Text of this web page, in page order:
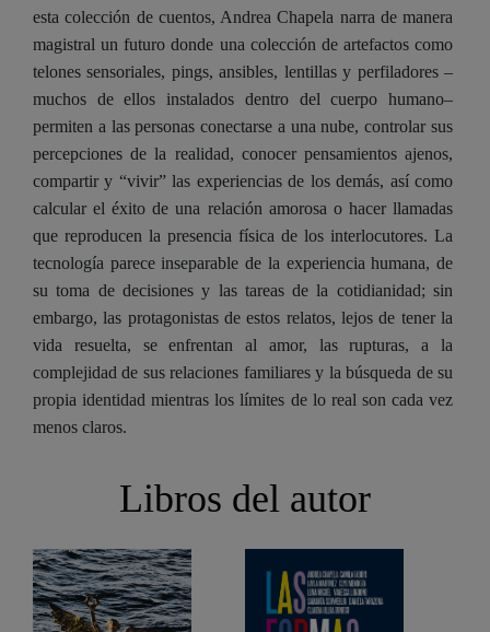
esta colección de cuentos, Andrea Chapela narra de manera
magistral un futuro donde una colección de artefactos como
telones sensoriales, pings, ansibles, lentillas y perfiladores –
muchos de ellos instalados dentro del cuerpo humano–
permiten a las personas conectarse a una nube, controlar sus
percepciones de la realidad, conocer pensamientos ajenos,
compartir y “vivir” las experiencias de los demás, así como
calcular el éxito de una relación amorosa o hacer llamadas
que reproducen la presencia física de los interlocutores. La
tecnología parece inseparable de la experiencia humana, de
su toma de decisiones y las tareas de la cotidianidad; sin
embargo, las protagonistas de estos relatos, lejos de tener la
vida resuelta, se enfrentan al amor, las rupturas, a la
complejidad de sus relaciones familiares y la búsqueda de su
propia identidad mientras los límites de lo real son cada vez
menos claros.
Libros del autor